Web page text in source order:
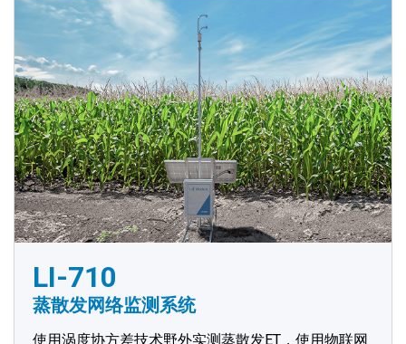
LI-710
蒸散发网络监测系统
使用涡度协方差技术野外实测蒸散发ET，使用物联网